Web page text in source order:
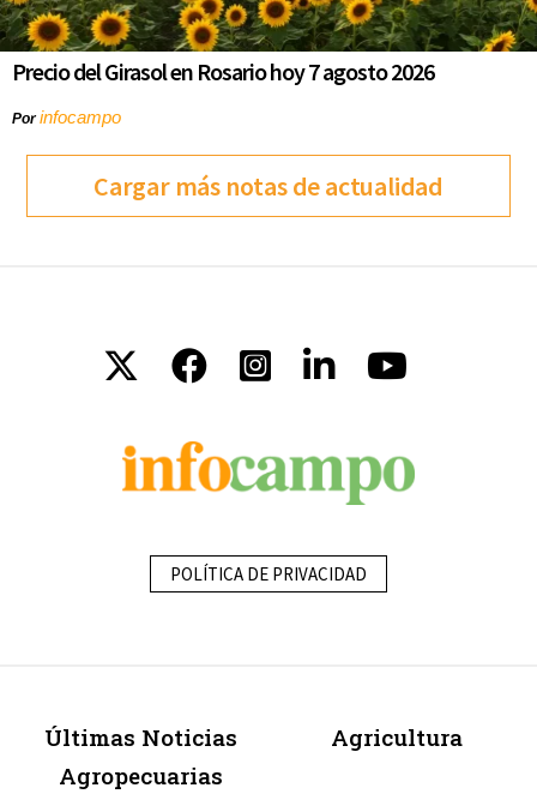
Precio del Girasol en Rosario hoy 7 agosto 2026
Porinfocampo
Cargar más notas de actualidad
POLÍTICA DE PRIVACIDAD
Últimas Noticias
Agropecuarias
Agricultura